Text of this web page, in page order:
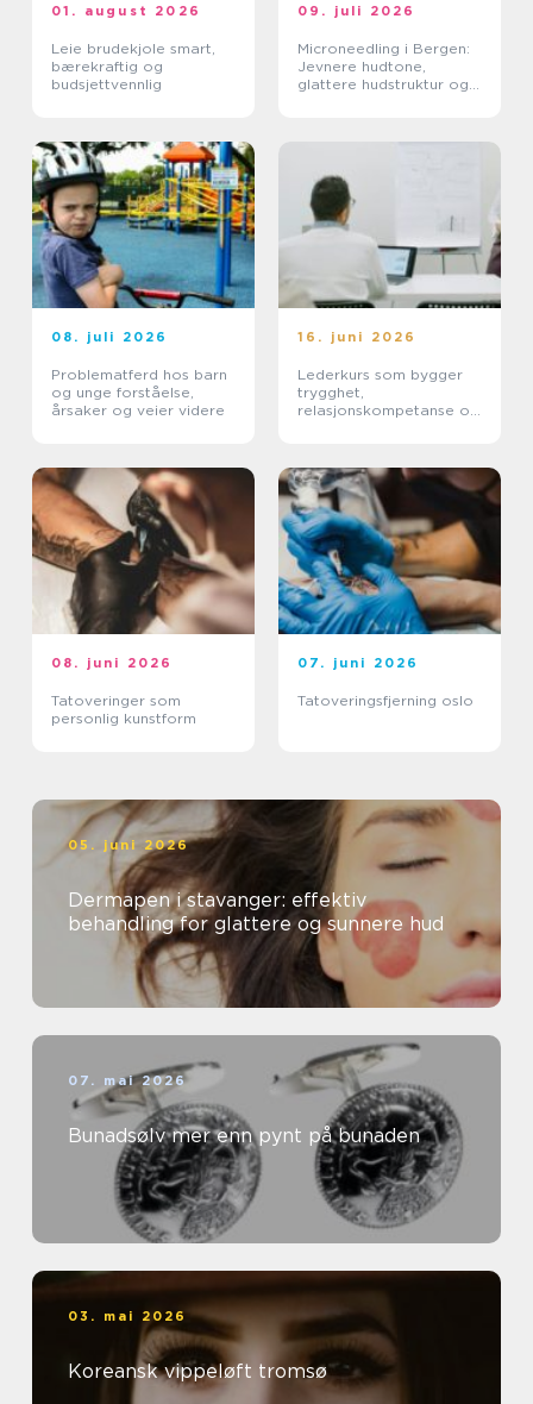
01. august 2026
Leie brudekjole smart,
bærekraftig og
budsjettvennlig
09. juli 2026
Microneedling i Bergen:
Jevnere hudtone,
glattere hudstruktur og
08. juli 2026
Problematferd hos barn
og unge forståelse,
årsaker og veier videre
16. juni 2026
Lederkurs som bygger
trygghet,
relasjonskompetanse og
08. juni 2026
Tatoveringer som
personlig kunstform
07. juni 2026
Tatoveringsfjerning oslo
05. juni 2026
Dermapen i stavanger: effektiv
behandling for glattere og sunnere hud
07. mai 2026
Bunadsølv mer enn pynt på bunaden
03. mai 2026
Koreansk vippeløft tromsø